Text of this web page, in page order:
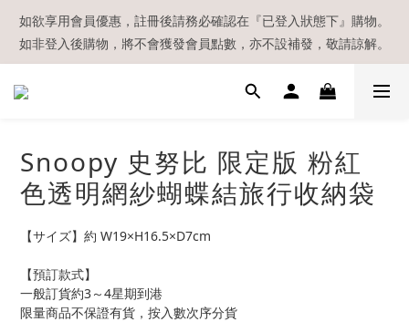
【現貨區】內款式均為在港現貨，現貨區以外的所有貨品都需要訂
貨喔！
如欲享用會員優惠，註冊後請務必確認在『已登入狀態下』購物。
如非登入後購物，將不會獲發會員點數，亦不設補發，敬請諒解。
溫馨提示：所有順豐快遞／本地及國際郵遞寄出後，本店只會以電
【現貨區】內款式均為在港現貨，現貨區以外的所有貨品都需要訂
貨喔！
Snoopy 史努比 限定版 粉紅
色透明網紗蝴蝶結旅行收納袋
【サイズ】約 W19×H16.5×D7cm
【預訂款式】
一般訂貨約3～4星期到港
限量商品不保證有貨，按入數次序分貨